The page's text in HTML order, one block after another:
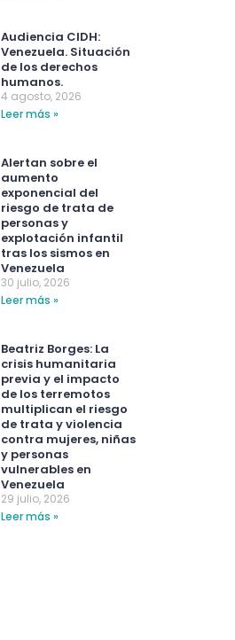
Audiencia CIDH:
Venezuela. Situación
de los derechos
humanos.
4 agosto, 2026
Leer más »
Alertan sobre el
aumento
exponencial del
riesgo de trata de
personas y
explotación infantil
tras los sismos en
Venezuela
30 julio, 2026
Leer más »
Beatriz Borges: La
crisis humanitaria
previa y el impacto
de los terremotos
multiplican el riesgo
de trata y violencia
contra mujeres, niñas
y personas
vulnerables en
Venezuela
29 julio, 2026
Leer más »